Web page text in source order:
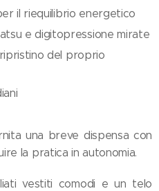
il riequilibrio energetico
e digitopressione mirate
del proprio
una breve dispensa con
la pratica in autonomia.
vestiti comodi e un telo